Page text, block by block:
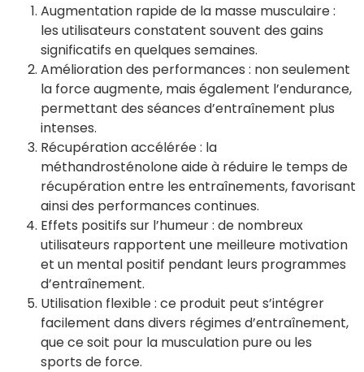
Augmentation rapide de la masse musculaire :
les utilisateurs constatent souvent des gains
significatifs en quelques semaines.
Amélioration des performances : non seulement
la force augmente, mais également l’endurance,
permettant des séances d’entraînement plus
intenses.
Récupération accélérée : la
méthandrosténolone aide à réduire le temps de
récupération entre les entraînements, favorisant
ainsi des performances continues.
Effets positifs sur l’humeur : de nombreux
utilisateurs rapportent une meilleure motivation
et un mental positif pendant leurs programmes
d’entraînement.
Utilisation flexible : ce produit peut s’intégrer
facilement dans divers régimes d’entraînement,
que ce soit pour la musculation pure ou les
sports de force.